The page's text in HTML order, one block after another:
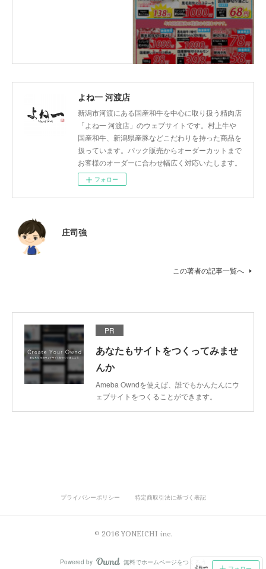
よね一 河渡店
新潟市河渡にある国産和牛を中心に取り扱う精肉店
「よね一 河渡店」のウェブサイトです。村上牛や
国産和牛、新潟県産豚などこだわりを持った商品を
扱っています。パック販売からオーダーカットまで
お客様のオーダーに合わせ幅広く対応いたします。
フォロー
庄司強
この著者の記事一覧へ
PR
あなたもサイトをつくってみませ
んか
Ameba Owndを使えば、誰でもかんたんにウ
ェブサイトをつくることができます。
プライバシーポリシー 特定商取引法に基づく表記
© 2016 YONEICHI inc.
Powered by AmebaOwnd
無料でホームページをつくろう